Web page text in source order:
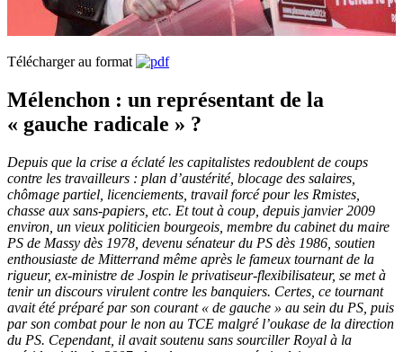
Télécharger au format
Mélenchon : un représentant de la
« gauche radicale » ?
Depuis que la crise a éclaté les capitalistes redoublent de coups
contre les travailleurs : plan d’austérité, blocage des salaires,
chômage partiel, licenciements, travail forcé pour les Rmistes,
chasse aux sans-papiers, etc. Et tout à coup, depuis janvier 2009
environ, un vieux politicien bourgeois, membre du cabinet du maire
PS de Massy dès 1978, devenu sénateur du PS dès 1986, soutien
enthousiaste de Mitterrand même après le fameux tournant de la
rigueur, ex-ministre de Jospin le privatiseur-flexibilisateur, se met à
tenir un discours virulent contre les banquiers. Certes, ce tournant
avait été préparé par son courant « de gauche » au sein du PS, puis
par son combat pour le non au TCE malgré l’oukase de la direction
du PS. Cependant, il avait soutenu sans sourciller Royal à la